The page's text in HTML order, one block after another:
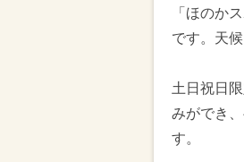
「ほのか
です。天
土日祝日
みができ
す。